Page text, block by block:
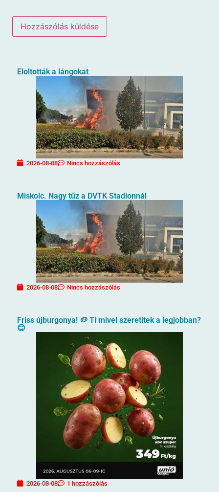
Eloltották a lángokat
2026-08-08 Nincs hozzászólás
Miskolc. Nagy tűz a DVTK Stadionnál
2026-08-08 Nincs hozzászólás
Friss újburgonya! 🥔 Ti mivel szeretitek a legjobban?
😊
2026-08-08 1 hozzászólás